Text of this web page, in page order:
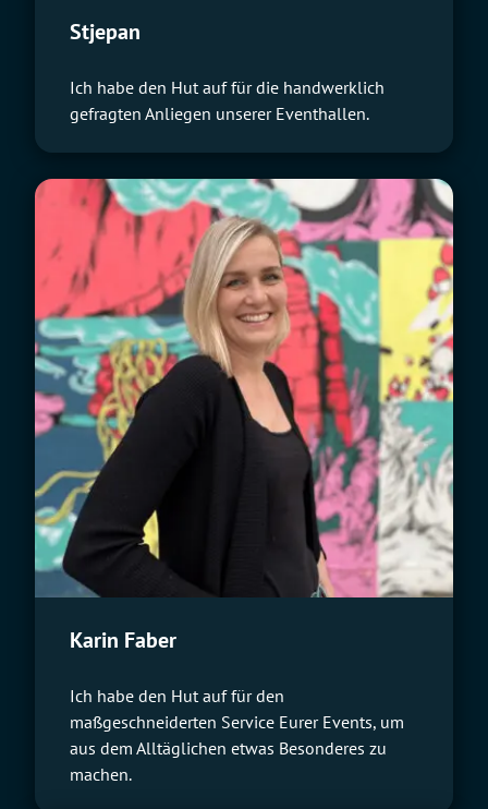
Stjepan
Ich habe den Hut auf für die handwerklich
gefragten Anliegen unserer Eventhallen.
Karin Faber
Ich habe den Hut auf für den
maßgeschneiderten Service Eurer Events, um
aus dem Alltäglichen etwas Besonderes zu
machen.